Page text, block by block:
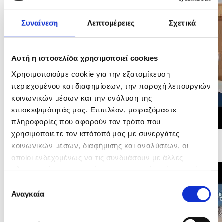
Συναίνεση Λεπτομέρειες Σχετικά
Αυτή η ιστοσελίδα χρησιμοποιεί cookies
Χρησιμοποιούμε cookie για την εξατομίκευση
περιεχομένου και διαφημίσεων, την παροχή λειτουργιών
κοινωνικών μέσων και την ανάλυση της
επισκεψιμότητάς μας. Επιπλέον, μοιραζόμαστε
πληροφορίες που αφορούν τον τρόπο που
χρησιμοποιείτε τον ιστότοπό μας με συνεργάτες
κοινωνικών μέσων, διαφήμισης και αναλύσεων, οι
οποίοι ενδεχομένως να τις συνδυάσουν με άλλες
των υπηρεσιών τους.
συγκατάθεσης
Αναγκαία
24/05/2026 12:35
Συμπρόεδρος Βόλτ Ανδρομάχη Σοφοκλέους -
Βουλευτικές Εκλογές 2026